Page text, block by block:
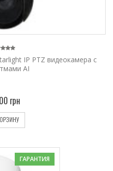
IP PTZ видеокамера с
AI
грн
ГАРАНТИЯ